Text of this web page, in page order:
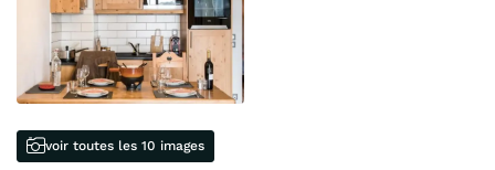
voir toutes les 10 images